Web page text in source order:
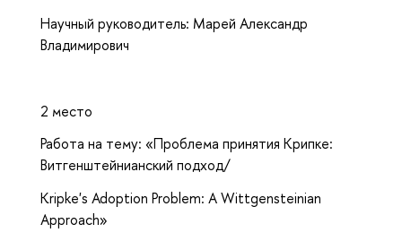
Научный руководитель: Марей Александр
Владимирович
2 место
Работа на тему: «Проблема принятия Крипке:
Витгенштейнианский подход/
Kripke's Adoption Problem: A Wittgensteinian
Approach»